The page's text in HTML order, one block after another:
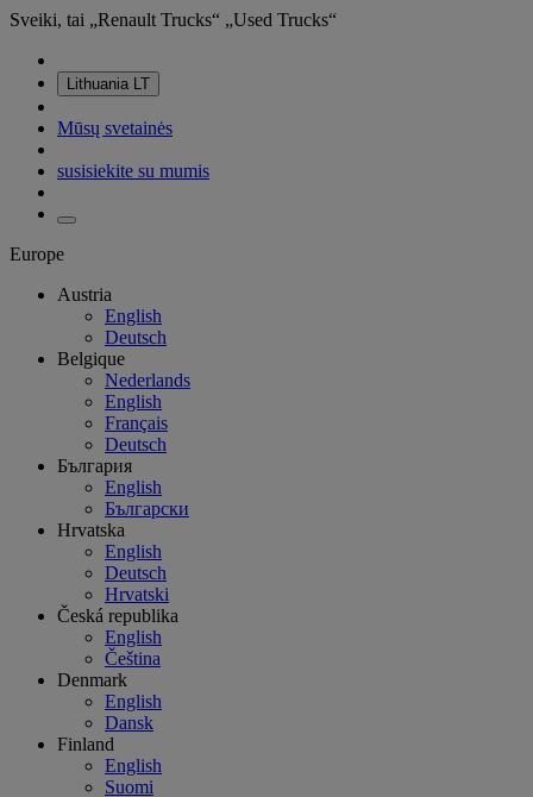
Sveiki, tai „Renault Trucks“ „Used Trucks“
Lithuania LT
Mūsų svetainės
susisiekite su mumis
Europe
Austria
English
Deutsch
Belgique
Nederlands
English
Français
Deutsch
България
English
Български
Hrvatska
English
Deutsch
Hrvatski
Česká republika
English
Čeština
Denmark
English
Dansk
Finland
English
Suomi